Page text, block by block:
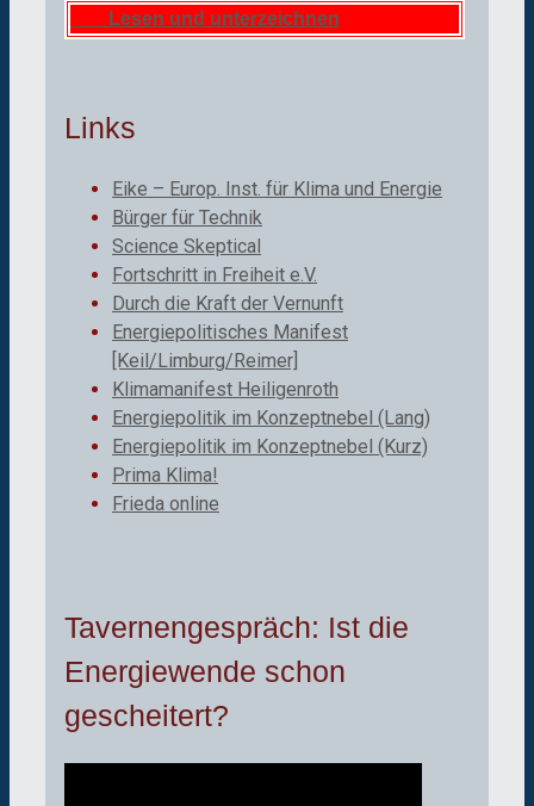
Lesen und unterzeichnen
Links
Eike – Europ. Inst. für Klima und Energie
Bürger für Technik
Science Skeptical
Fortschritt in Freiheit e.V.
Durch die Kraft der Vernunft
Energiepolitisches Manifest
[Keil/Limburg/Reimer]
Klimamanifest Heiligenroth
Energiepolitik im Konzeptnebel (Lang)
Energiepolitik im Konzeptnebel (Kurz)
Prima Klima!
Frieda online
Tavernengespräch: Ist die
Energiewende schon
gescheitert?